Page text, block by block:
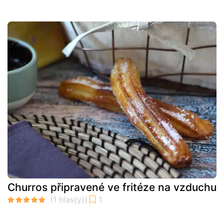
Churros připravené ve fritéze na vzduchu